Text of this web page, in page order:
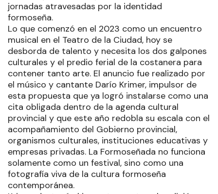
jornadas atravesadas por la identidad
formoseña.
Lo que comenzó en el 2023 como un encuentro
musical en el Teatro de la Ciudad, hoy se
desborda de talento y necesita los dos galpones
culturales y el predio ferial de la costanera para
contener tanto arte. El anuncio fue realizado por
el músico y cantante Darío Krimer, impulsor de
esta propuesta que ya logró instalarse como una
cita obligada dentro de la agenda cultural
provincial y que este año redobla su escala con el
acompañamiento del Gobierno provincial,
organismos culturales, instituciones educativas y
empresas privadas. La Formoseñada no funciona
solamente como un festival, sino como una
fotografía viva de la cultura formoseña
contemporánea.